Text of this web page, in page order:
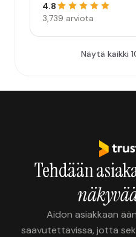
4.8
3,739 arviota
Näytä kaikki
Tehdään
Aidon asiakkaan
saavutettavissa, jotta